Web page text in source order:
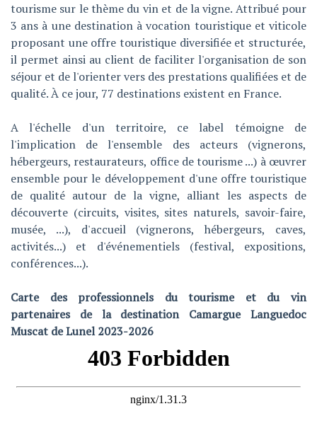
tourisme sur le thème du vin et de la vigne. Attribué pour
3 ans à une destination à vocation touristique et viticole
proposant une offre touristique diversifiée et structurée,
il permet ainsi au client de faciliter l'organisation de son
séjour et de l'orienter vers des prestations qualifiées et de
qualité. À ce jour, 77 destinations existent en France.
A l'échelle d'un territoire, ce label témoigne de
l'implication de l'ensemble des acteurs (vignerons,
hébergeurs, restaurateurs, office de tourisme ...) à œuvrer
ensemble pour le développement d'une offre touristique
de qualité autour de la vigne, alliant les aspects de
découverte (circuits, visites, sites naturels, savoir-faire,
musée, ...), d'accueil (vignerons, hébergeurs, caves,
activités...) et d'événementiels (festival, expositions,
conférences...).
Carte des professionnels du tourisme et du vin
partenaires de la destination Camargue Languedoc
Muscat de Lunel 2023-2026